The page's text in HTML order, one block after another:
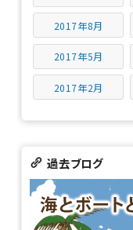
2017年8月
2017年5月
2017年2月
過去ブログ